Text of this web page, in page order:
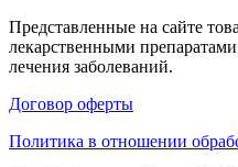
Представленные на сайте
лекарственными
лечения заболеваний.
Договор оферты
Политика в отношении